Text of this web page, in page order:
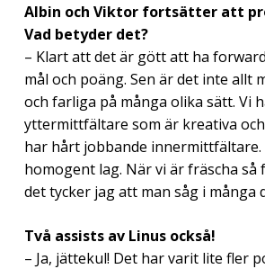
Albin och Viktor fortsätter att
Vad betyder det?
– Klart att det är gött att ha
mål och poäng. Sen är det inte allt
och farliga på många olika sätt. Vi
yttermittfältare som är kreativa
har hårt jobbande innermittfältare.
homogent lag. När vi är fräscha så
det tycker jag att man såg i många
Två assists av Linus också!
– Ja, jättekul! Det har varit lite fler